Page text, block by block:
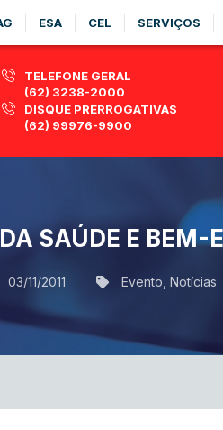
ESA CEL SERVIÇOS
TELEFONE GERAL
(62) 3238-2000
DISQUE PRERROGATIVAS
(62) 99976-9900
SAÚDE E BEM-
03/11/2011 Evento Notícias